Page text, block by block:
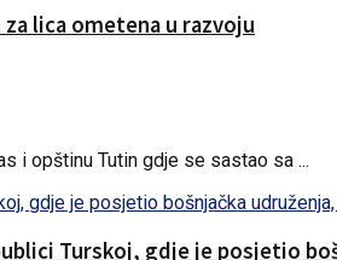
lica ometena u razvoju
i opštinu Tutin gdje se sastao sa ...
Turskoj, gdje je posjetio